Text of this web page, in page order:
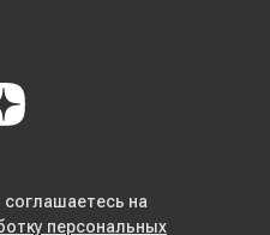
на
персональных